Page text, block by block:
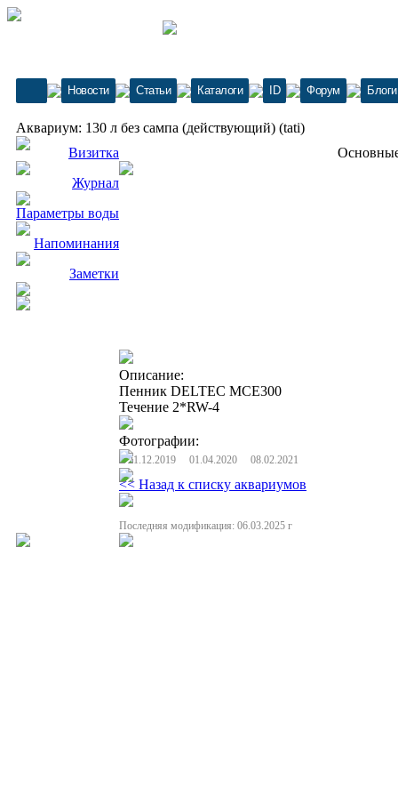
Новости Статьи Каталоги ID Форум Блоги
Аквариум: 130 л без сампа (действующий) (tati)
Визитка
Журнал
Параметры воды
Напоминания
Заметки
Описание:
Пенник DELTEC MCE300
Течение 2*RW-4
Фотографии:
21.12.2019 01.04.2020 08.02.2021
<< Назад к списку аквариумов
Последняя модификация: 06.03.2025 г